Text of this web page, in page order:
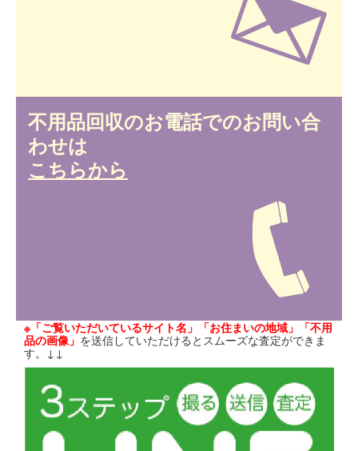
不用品回収のお電話でのお問い合
わせは
こちらから
※「ご覧いただいているサイト名」「お住まいの地域」「不用
品の画像」 を送信していただけるとスムーズな査定ができま
す。↓↓